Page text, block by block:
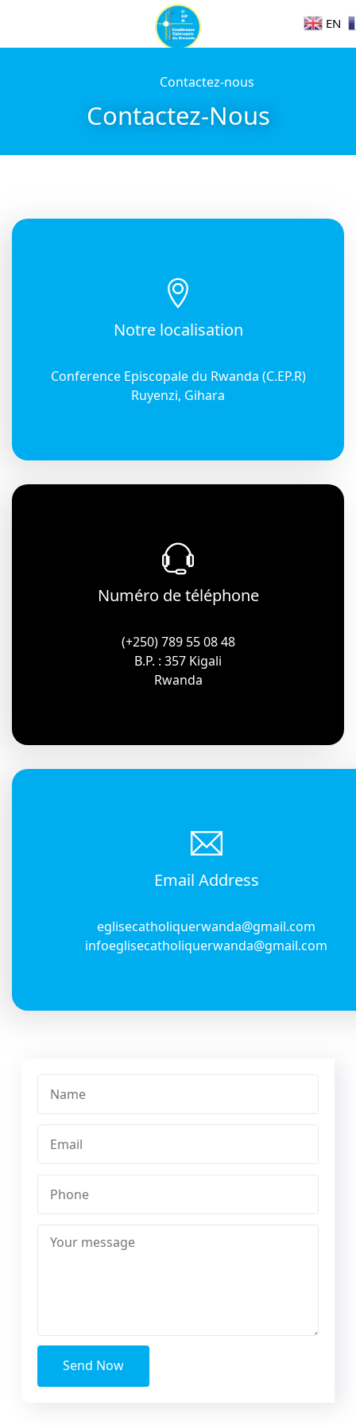
Contactez-nous
Contactez-Nous
Notre localisation
Conference Episcopale du Rwanda (C.EP.R)
Ruyenzi, Gihara
Numéro de téléphone
(+250) 789 55 08 48
B.P. : 357 Kigali
Rwanda
Email Address
eglisecatholiquerwanda@gmail.com
infoeglisecatholiquerwanda@gmail.com
EN